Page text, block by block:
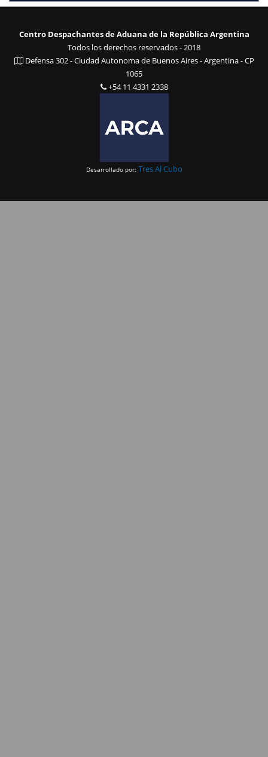
Centro Despachantes de Aduana de la República Argentina
Todos los derechos reservados - 2018
Defensa 302 - Ciudad Autonoma de Buenos Aires - Argentina - CP
1065
+54 11 4331 2338
Desarrollado por: Tres Al Cubo